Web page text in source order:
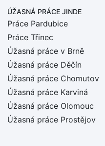
ÚŽASNÁ PRÁCE JINDE
Práce Pardubice
Práce Třinec
Úžasná práce v Brně
Úžasná práce Děčín
Úžasná práce Chomutov
Úžasná práce Karviná
Úžasná práce Olomouc
Úžasná práce Prostějov